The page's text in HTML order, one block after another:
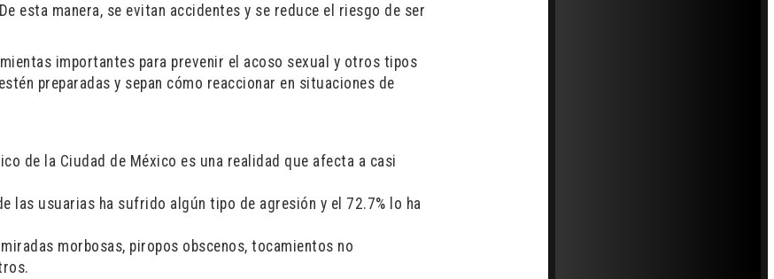
esta manera, se evitan accidentes y se reduce el riesgo de ser
importantes para prevenir el acoso sexual y otros tipos
preparadas y sepan cómo reaccionar en situaciones de
de la Ciudad de México es una realidad que afecta a casi
las usuarias ha sufrido algún tipo de agresión y el 72.7% lo ha
morbosas, piropos obscenos, tocamientos no